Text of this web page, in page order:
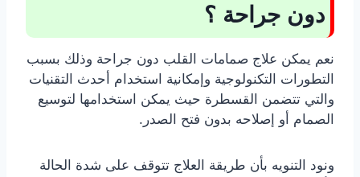
دون جراحة ؟
نعم يمكن علاج صمامات القلب دون جراحة وذلك بسبب
التطورات التكنولوجية وإمكانية استخدام أحدث التقنيات
والتي تتضمن القسطرة حيث يمكن استخدامها لتوسيع
الصمام أو إصلاحه بدون فتح الصدر.
ونود التنويه بأن طريقة العلاج تتوقف على شدة الحالة